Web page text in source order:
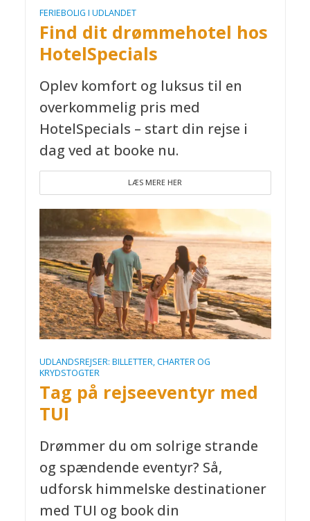
FERIEBOLIG I UDLANDET
Find dit drømmehotel hos
HotelSpecials
Oplev komfort og luksus til en
overkommelig pris med
HotelSpecials – start din rejse i
dag ved at booke nu.
LÆS MERE HER
UDLANDSREJSER: BILLETTER, CHARTER OG
KRYDSTOGTER
Tag på rejseeventyr med
TUI
Drømmer du om solrige strande
og spændende eventyr? Så,
udforsk himmelske destinationer
med TUI og book din